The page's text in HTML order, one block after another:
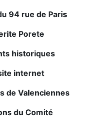
94 rue de Paris
Porete
historiques
internet
de Valenciennes
du Comité